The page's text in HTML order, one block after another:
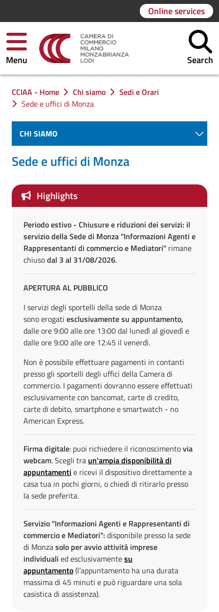
Online services
Menu Search
You are in:
CCIAA - Home Chi siamo
Sedi e Orari
Sede e uffici di Monza
CHI SIAMO
Sede e uffici di Monza
Highlights
Periodo estivo - Chiusure e riduzioni dei servizi: il
servizio della Sede di Monza "Informazioni Agenti e
Rappresentanti di commercio e Mediatori" rimane
chiusodal 3 al 31/08/2026.
APERTURA AL PUBBLICO
I servizi degli sportelli della sede di Monza
sono erogati esclusivamente su appuntamento,
dalle ore 9:00 alle ore 13:00 dal lunedì al giovedì e
dalle ore 9:00 alle ore 12:45 il venerdì.
Non è possibile effettuare pagamenti in contanti
presso gli sportelli degli uffici della Camera di
commercio. I pagamenti dovranno essere effettuati
esclusivamente con bancomat, carte di credito,
carte di debito, smartphone e smartwatch - no
American Express.
Firma digitale: puoi richiedere il riconoscimentovia
webcam. Scegli tra un'ampia disponibilità di
appuntamenti e ricevi il dispositivo direttamente a
casa tua in pochi giorni, o chiedi di ritirarlo presso
la sede preferita.
Servizio "Informazioni Agenti e Rappresentanti di
commercio e Mediatori": disponibile presso la sede
di Monzasolo per avvio attività imprese
individuali ed esclusivamentesu
appuntamento(l’appuntamento ha una durata
massima di 45 minuti e può riguardare una sola
casistica di assistenza).